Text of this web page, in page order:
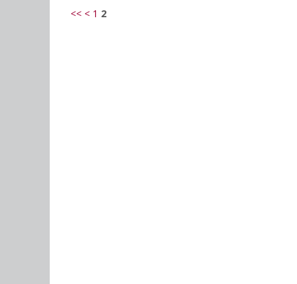
<< < 1 2